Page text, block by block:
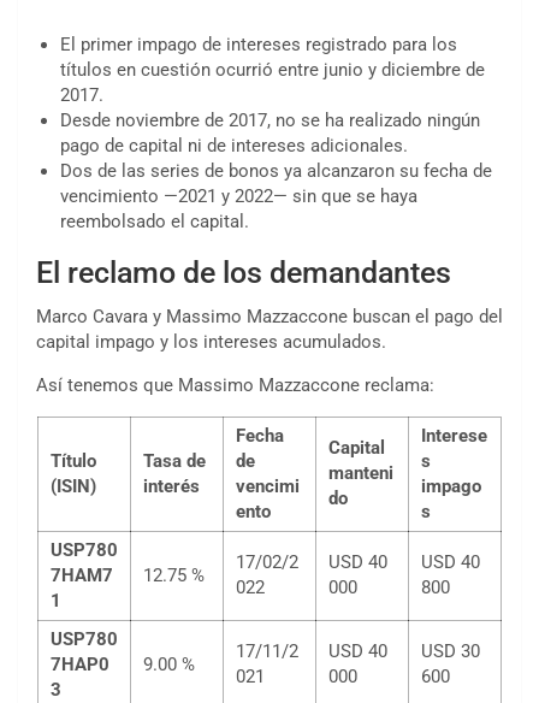
El primer impago de intereses registrado para los
títulos en cuestión ocurrió entre junio y diciembre de
2017.
Desde noviembre de 2017, no se ha realizado ningún
pago de capital ni de intereses adicionales.
Dos de las series de bonos ya alcanzaron su fecha de
vencimiento —2021 y 2022— sin que se haya
reembolsado el capital.
El reclamo de los demandantes
Marco Cavara y Massimo Mazzaccone buscan el pago del
capital impago y los intereses acumulados.
Así tenemos que Massimo Mazzaccone reclama:
Título
(ISIN)
Tasa de
interés
Fecha
de
vencimi
ento
Capital
manteni
do
Interese
s
impago
s
USP780
7HAM7
1
12.75 %
17/02/2
022
USD 40
000
USD 40
800
USP780
7HAP0
3
9.00 %
17/11/2
021
USD 40
000
USD 30
600